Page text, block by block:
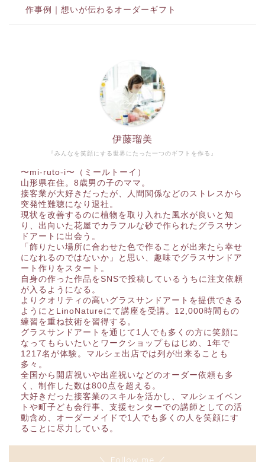
作事例｜想いが伝わるオーダーギフト
『みんなを笑顔にする世界にたった一つのギフトを作る』
伊藤瑠美
〜mi-ruto-i〜（ミールトーイ）
山形県在住。8歳男の子のママ。
接客業が大好きだったが、人間関係などのストレスから
突発性難聴になり退社。
現状を改善するのに植物を取り入れた風水が良いと知
り、出向いた花屋でカラフルな砂で作られたグラスサン
ドアートに出会う。
「飾りたい場所に合わせた色で作ることが出来たら幸せ
になれるのではないか」と思い、趣味でグラスサンドア
ート作りをスタート。
自身の作った作品をSNSで投稿しているうちに注文依頼
が入るようになる。
よりクオリティの高いグラスサンドアートを提供できる
ようにとLinoNatureにて講座を受講。12,000時間もの
練習を重ね技術を習得する。
グラスサンドアートを通じて1人でも多くの方に笑顔に
なってもらいたいとワークショップもはじめ、1年で
1217名が体験。マルシェ出店では列が出来ることも
多々。
全国から開店祝いや出産祝いなどのオーダー依頼も多
く、制作した数は800点を超える。
大好きだった接客業のスキルを活かし、マルシェイベン
トや町子ども会行事、支援センターでの講師としての活
動含め、オーダーメイドで1人でも多くの人を笑顔にす
ることに尽力している。
＼ Follow me ／